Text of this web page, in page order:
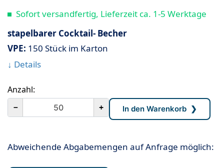
Sofort versandfertig, Lieferzeit ca. 1-5 Werktage
stapelbarer Cocktail- Becher
VPE: 150 Stück im Karton
↓ Details
Anzahl:
+
－
Abweichende Abgabemengen auf Anfrage möglich: